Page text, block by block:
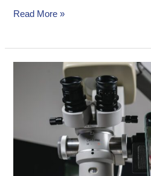
Read More »